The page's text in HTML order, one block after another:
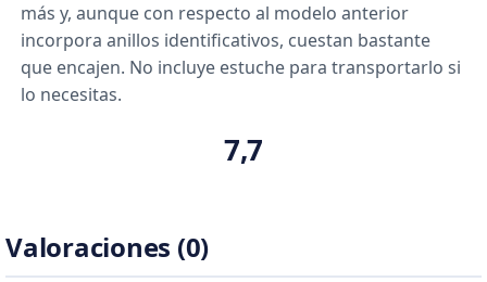
7,7
más y, aunque con respecto al modelo anterior
incorpora anillos identificativos, cuestan bastante
que encajen. No incluye estuche para transportarlo si
lo necesitas.
Valoraciones (0)